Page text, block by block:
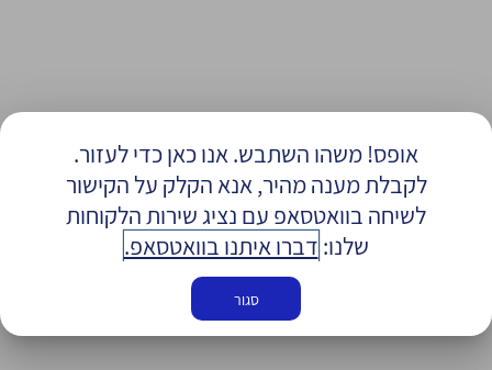
אופס! משהו השתבש. אנו כאן כדי לעזור.
לקבלת מענה מהיר, אנא הקלק על הקישור
לשיחה בוואטסאפ עם נציג שירות הלקוחות
שלנו: דברו איתנו בוואטסאפ.
סגור